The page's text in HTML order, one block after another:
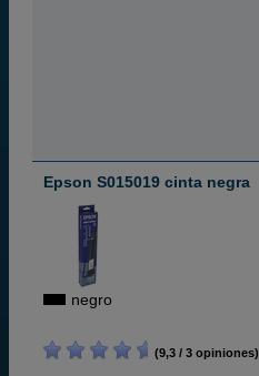
Epson S015019 cinta negra
negro
(9,3 / 3 opiniones)